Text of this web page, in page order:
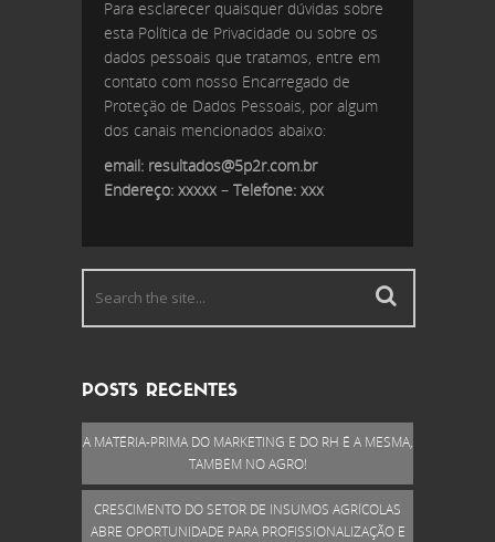
Para esclarecer quaisquer dúvidas sobre
esta Política de Privacidade ou sobre os
dados pessoais que tratamos, entre em
contato com nosso Encarregado de
Proteção de Dados Pessoais, por algum
dos canais mencionados abaixo:
email: resultados@5p2r.com.br
Endereço: xxxxx – Telefone: xxx
POSTS RECENTES
A MATÉRIA-PRIMA DO MARKETING E DO RH É A MESMA,
TAMBÉM NO AGRO!
CRESCIMENTO DO SETOR DE INSUMOS AGRÍCOLAS
ABRE OPORTUNIDADE PARA PROFISSIONALIZAÇÃO E